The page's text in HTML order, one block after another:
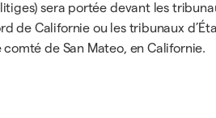
sera portée devant les
de Californie ou les tribunaux
de San Mateo, en Californie.